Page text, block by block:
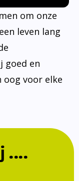
om onze
leven lang
goed en
voor elke
....